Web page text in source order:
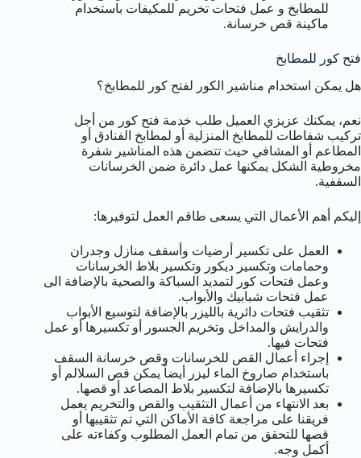
للمطابخ و عمل فتحات تخريم للمكيفات باستخدام
ماكينة قص خرسانة.
فتح كور للمطابخ
هل يمكن استخدام مناشير الكور لفتح كور للمطابخ؟
نعم، يمكنك عزيزي العميل طلب خدمة فتح كور من أجل
تركيب شفاطات للمطابخ المنزلية أو لمطابخ الفنادق أو
المطاعم أو المشافي حيث تتضمن هذه المناشير شفرة
مخروطية الشكل يمكنها عمل دائرة ضمن الخرسانات
السقفية.
إليكم أهم الأعمال التي يسعى طاقم العمل لتوفيرها:
العمل على تكسير أرضيات وأسقف منازل وجدران
وحمامات وتكسير ديكور وتكسير بلاط الخرسانات
وعمل فتحات كور لتمديد السباكة والصحية بالإضافة الى
عمل فتحات شبابيك والأبواب.
تثقيب فتحات دائرية بالليزر بالإضافة لتوسيع الأبواب
والدرايش والمداخل وتخريم الجسور أو تكسيرها أو عمل
فتحات فيها.
إجراء أعمال القص للخرسانات وقص خرسانة السقف
باستخدام صاروخ الماء ليزر أيضاً يمكن قص السلالم أو
تكسيرها بالإضافة لتكسير بلاط المصاعد أو قصها.
بعد الانتهاء من أعمال التثقيب والقص والتخريم يعمل
فريقنا على مراجعة كافة الأماكن التي تم تثقيبها أو
قصها للتحقق من تمام العمل المطلوب وكفاءته على
أكمل وجه.